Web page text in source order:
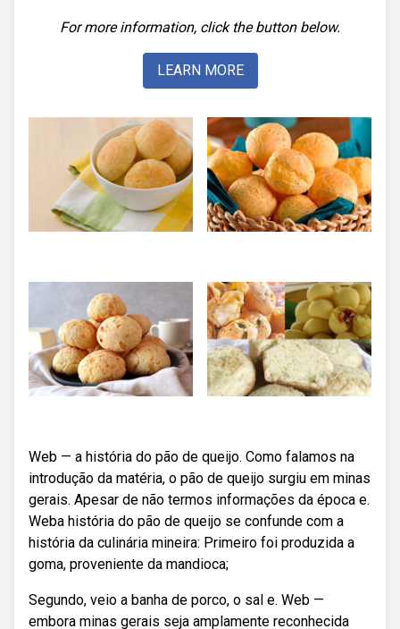
For more information, click the button below.
LEARN MORE
Web — a história do pão de queijo. Como falamos na
introdução da matéria, o pão de queijo surgiu em minas
gerais. Apesar de não termos informações da época e.
Weba história do pão de queijo se confunde com a
história da culinária mineira: Primeiro foi produzida a
goma, proveniente da mandioca;
Segundo, veio a banha de porco, o sal e. Web —
embora minas gerais seja amplamente reconhecida